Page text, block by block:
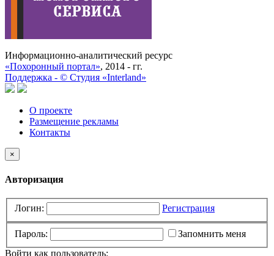
Информационно-аналитический ресурс
«Похоронный портал», 2014 - гг.
Поддержка - © Cтудия «Interland»
О проекте
Размещение рекламы
Контакты
×
Авторизация
Логин: Регистрация
Пароль:
Запомнить меня
Войти как пользователь: